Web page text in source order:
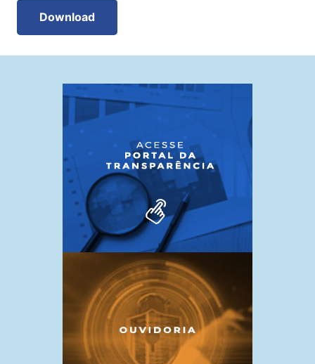
Download